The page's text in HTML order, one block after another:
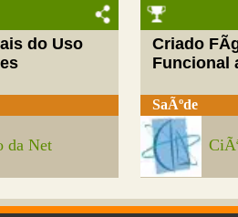
do Uso
da Net
Criado
Funcional
SaÃºde